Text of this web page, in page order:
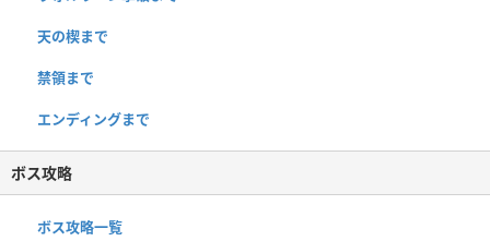
天の楔まで
禁領まで
エンディングまで
ボス攻略
ボス攻略一覧